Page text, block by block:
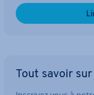
Tout savoir sur